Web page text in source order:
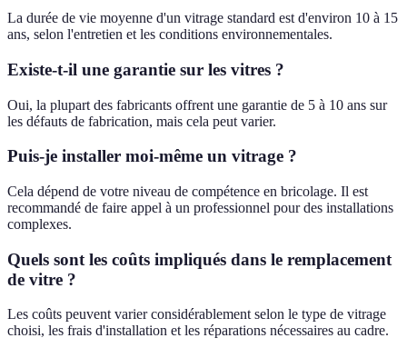
La durée de vie moyenne d'un vitrage standard est d'environ 10 à 15
ans, selon l'entretien et les conditions environnementales.
Existe-t-il une garantie sur les vitres ?
Oui, la plupart des fabricants offrent une garantie de 5 à 10 ans sur
les défauts de fabrication, mais cela peut varier.
Puis-je installer moi-même un vitrage ?
Cela dépend de votre niveau de compétence en bricolage. Il est
recommandé de faire appel à un professionnel pour des installations
complexes.
Quels sont les coûts impliqués dans le remplacement
de vitre ?
Les coûts peuvent varier considérablement selon le type de vitrage
choisi, les frais d'installation et les réparations nécessaires au cadre.